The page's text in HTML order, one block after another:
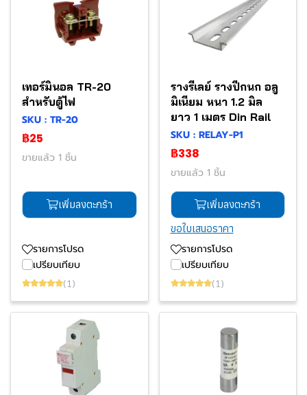
เทอร์มินอล TR-20
สำหรับตู้ไฟ
SKU : TR-20
฿25
ขายแล้ว 1 ชิ้น
เพิ่มลงตะกร้า
รายการโปรด
เปรียบเทียบ
(1)
รางรีเลย์ รางปีกนก อลู
มิเนียม หนา 1.2 มิล
ยาว 1 เมตร Din Rail
SKU : RELAY-P1
฿338
ขายแล้ว 1 ชิ้น
เพิ่มลงตะกร้า
ขอใบเสนอราคา
รายการโปรด
เปรียบเทียบ
(1)